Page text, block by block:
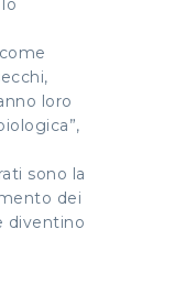
loro
sono la
dei
diventino